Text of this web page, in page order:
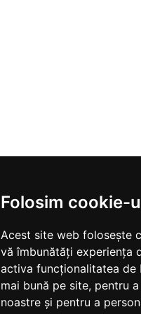
Folosim cookie-
Acest site web folosește
vă îmbunătăți experiența
activa funcționalitatea de
mai bună pe site, pentru
noastre și pentru a